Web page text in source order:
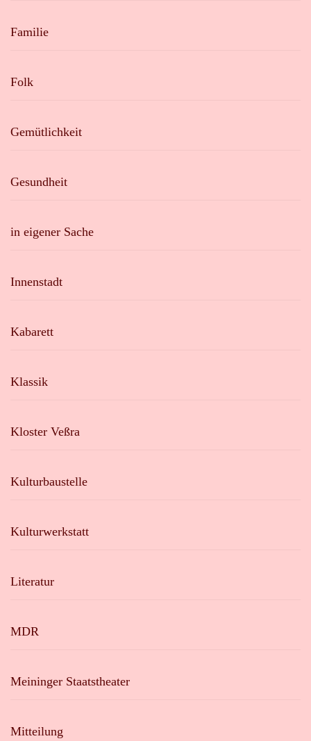
Familie
Folk
Gemütlichkeit
Gesundheit
in eigener Sache
Innenstadt
Kabarett
Klassik
Kloster Veßra
Kulturbaustelle
Kulturwerkstatt
Literatur
MDR
Meininger Staatstheater
Mitteilung